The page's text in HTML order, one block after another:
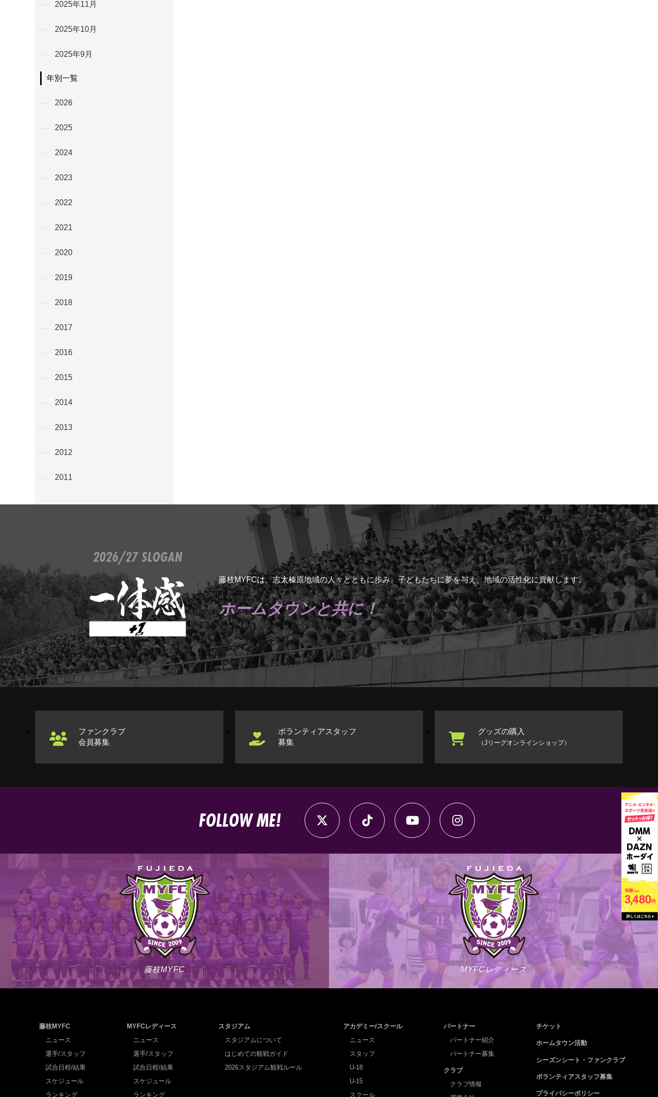
2025年11月
2025年10月
2025年9月
年別一覧
2026
2025
2024
2023
2022
2021
2020
2019
2018
2017
2016
2015
2014
2013
2012
2011
2026/27 SLOGAN
藤枝MYFCは、志太榛原地域の人々とともに歩み、子どもたちに夢を与え、地域の活性化に貢献します。
ホームタウンと共に！
ファンクラブ
会員募集
ボランティアスタッフ
募集
グッズの購入
（Jリーグオンラインショップ）
FOLLOW ME!
藤枝MYFC MYFCレディース
藤枝MYFC
ニュース
選手/スタッフ
試合日程/結果
スケジュール
ランキング
MYFCレディース
ニュース
選手/スタッフ
試合日程/結果
スケジュール
ランキング
スタジアム
スタジアムについて
はじめての観戦ガイド
2026スタジアム観戦ルール
アカデミー/スクール
ニュース
スタッフ
U-18
U-15
スクール
パートナー
パートナー紹介
パートナー募集
クラブ
クラブ情報
チケット
ホームタウン活動
シーズンシート・ファンクラブ
ボランティアスタッフ募集
プライバシーポリシー